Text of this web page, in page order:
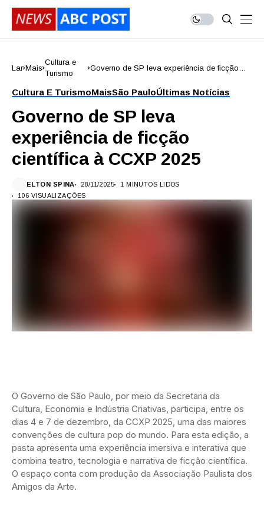
Lar Mais
Cultura e
Turismo
Governo de SP leva experiência de ficção
Cultura E TurismoMaisSão PauloÚltimas Notícias
Governo de SP leva
experiência de ficção
científica à CCXP 2025
ELTON SPINA 28/11/2025
1 MINUTOS LIDOS
106 VISUALIZAÇÕES
O Governo de São Paulo, por meio da Secretaria da
Cultura, Economia e Indústria Criativas, participa, entre os
dias 4 e 7 de dezembro, da CCXP 2025, uma das maiores
convenções de cultura pop do mundo. Para esta edição, a
pasta apresenta uma experiência imersiva e interativa que
combina teatro, tecnologia e narrativa de ficção científica.
O espaço conta com produção da Associação Paulista dos
Amigos da Arte.